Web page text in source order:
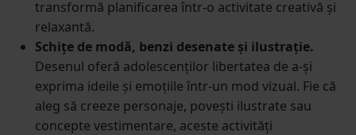
transformă planificarea într-o activitate creativă și
relaxantă.
Schițe de modă, benzi desenate și ilustrație.
Desenul oferă adolescenților libertatea de a-și
exprima ideile și emoțiile într-un mod vizual. Fie că
aleg să creeze personaje, povești ilustrate sau
concepte vestimentare, aceste activități